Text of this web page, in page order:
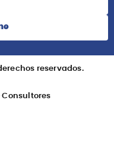
reservados.
Consultores